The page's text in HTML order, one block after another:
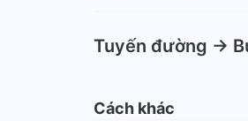
Tuyến đường ->
Cách khác